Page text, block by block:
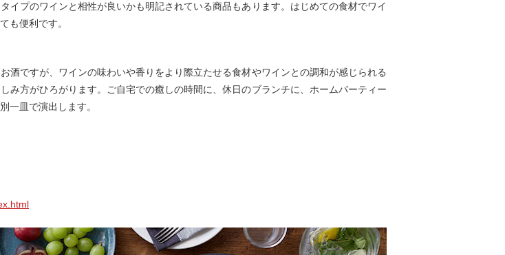
イプのワインと相性が良いかも明記されている商品もあります。はじめての食材でワイ
も便利です。
酒ですが、ワインの味わいや香りをより際立たせる食材やワインとの調和が感じられる
み方がひろがります。ご自宅での癒しの時間に、休日のブランチに、ホームパーティー
一皿で演出します。